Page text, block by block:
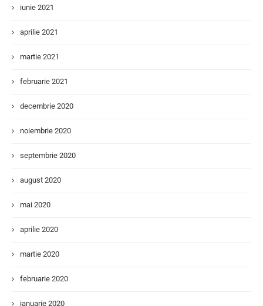
iunie 2021
aprilie 2021
martie 2021
februarie 2021
decembrie 2020
noiembrie 2020
septembrie 2020
august 2020
mai 2020
aprilie 2020
martie 2020
februarie 2020
ianuarie 2020